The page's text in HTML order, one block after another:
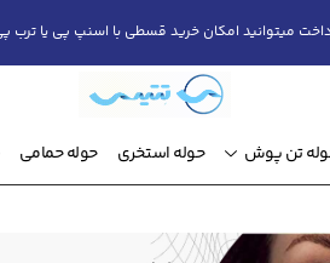
میتوانید امکان خرید قسطی با اسنپ پی یا ترب
تن پوش حوله استخری حوله حمامی